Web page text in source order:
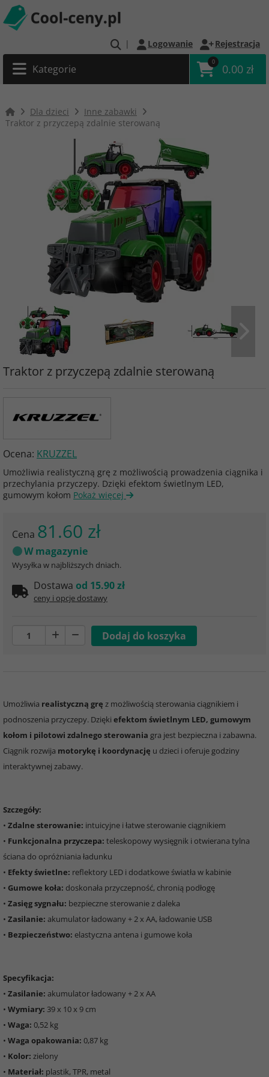
| Logowanie Rejestracja
Kategorie
0
0.00 zł
Dla dzieci
Inne zabawki
Traktor z przyczepą zdalnie sterowaną
Traktor z przyczepą zdalnie sterowaną
Ocena: KRUZZEL
Umożliwia realistyczną grę z możliwością prowadzenia ciągnika i
przechylania przyczepy. Dzięki efektom świetlnym LED,
gumowym kołom Pokaż więcej
Cena 81.60 zł
W magazynie
Wysyłka w najbliższych dniach.
Dostawa od 15.90 zł
ceny i opcje dostawy
Umożliwia realistyczną grę z możliwością sterowania ciągnikiem i
podnoszenia przyczepy. Dzięki efektom świetlnym LED, gumowym
kołom i pilotowi zdalnego sterowania gra jest bezpieczna i zabawna.
Ciągnik rozwija motorykę i koordynację u dzieci i oferuje godziny
interaktywnej zabawy.
Szczegóły:
• Zdalne sterowanie: intuicyjne i łatwe sterowanie ciągnikiem
• Funkcjonalna przyczepa: teleskopowy wysięgnik i otwierana tylna
ściana do opróżniania ładunku
• Efekty świetlne: reflektory LED i dodatkowe światła w kabinie
• Gumowe koła: doskonała przyczepność, chronią podłogę
• Zasięg sygnału: bezpieczne sterowanie z daleka
• Zasilanie: akumulator ładowany + 2 x AA, ładowanie USB
• Bezpieczeństwo: elastyczna antena i gumowe koła
Specyfikacja:
• Zasilanie: akumulator ładowany + 2 x AA
• Wymiary: 39 x 10 x 9 cm
• Waga: 0,52 kg
• Waga opakowania: 0,87 kg
• Kolor: zielony
• Materiał: plastik, TPR, metal